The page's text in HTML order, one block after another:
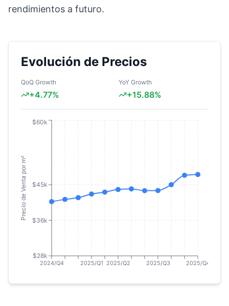
rendimientos a futuro.
Evolución de Precios
QoQ Growth
+4.77%
YoY Growth
+15.88%
2024/Q4 2025/Q1 2025/Q2 2025/Q3 2025/Q4
$28k
$36k
$45k
$60k
Precio de Venta por m²